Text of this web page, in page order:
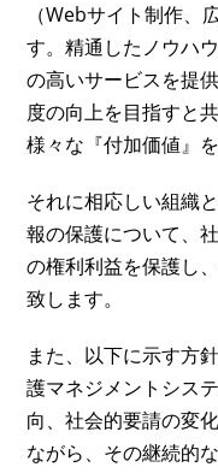
（Webサイト制作、
す。精通したノウハ
の高いサービスを提
度の向上を目指すと
様々な『付加価値』
それに相応しい組織
報の保護について、
の権利利益を保護し
致します。
また、以下に示す方
護マネジメントシス
向、社会的要請の変
ながら、その継続的